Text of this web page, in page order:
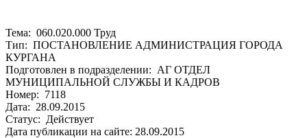
Тема: 060.020.000 Труд
Тип: ПОСТАНОВЛЕНИЕ АДМИНИСТРАЦИЯ ГОРОДА
КУРГАНА
Подготовлен в подразделении: АГ ОТДЕЛ
МУНИЦИПАЛЬНОЙ СЛУЖБЫ И КАДРОВ
Номер: 7118
Дата: 28.09.2015
Статус: Действует
Дата публикации на сайте: 28.09.2015